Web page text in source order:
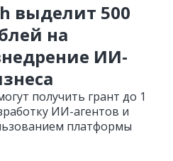
выделит 500
на
ИИ-
получить грант до 1
ИИ-агентов и
платформы